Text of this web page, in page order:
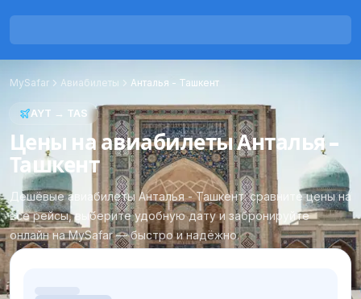
MySafar Авиабилеты Анталья - Ташкент
AYT → TAS
Цены на авиабилеты Анталья -
Ташкент
Дешёвые авиабилеты Анталья - Ташкент: сравните цены на
все рейсы, выберите удобную дату и забронируйте
онлайн на MySafar — быстро и надёжно.